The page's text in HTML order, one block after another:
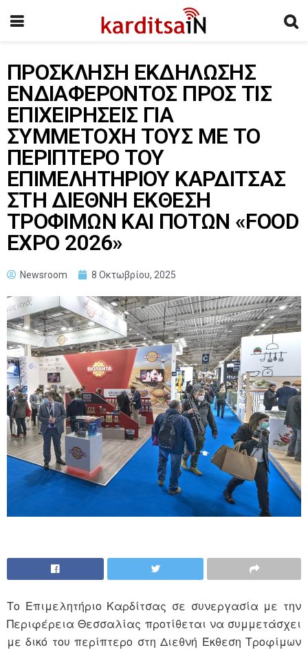
ΠΡΟΣΚΛΗΣΗ ΕΚΔΗΛΩΣΗΣ
ΕΝΔΙΑΦΕΡΟΝΤΟΣ ΠΡΟΣ ΤΙΣ
ΕΠΙΧΕΙΡΗΣΕΙΣ ΓΙΑ
ΣΥΜΜΕΤΟΧΗ ΤΟΥΣ ΜΕ ΤΟ
ΠΕΡΙΠΤΕΡΟ TOY
ΕΠΙΜΕΛΗΤΗΡΙΟΥ ΚΑΡΔΙΤΣΑΣ
ΣΤΗ ΔΙΕΘΝΗ ΕΚΘΕΣΗ
ΤΡΟΦΙΜΩΝ ΚΑΙ ΠΟΤΩΝ «FOOD
EXPO 2026»
Newsroom 8 Οκτωβρίου, 2025
Το Επιμελητήριο Καρδίτσας σε συνεργασία με την
Περιφέρεια Θεσσαλίας προτίθεται να συμμετάσχει
με δικό του περίπτερο στη Διεθνή Έκθεση Τροφίμων